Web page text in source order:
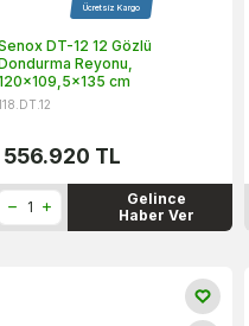
Ücretsiz Kargo
DT-12 12 Gözlü
Reyonu,
cm
556.920 TL
Gelince
Haber Ver